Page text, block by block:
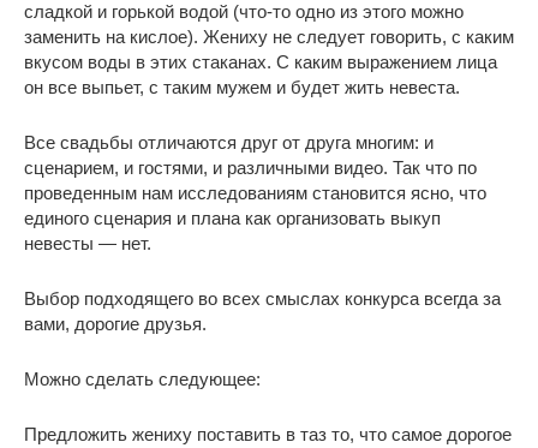
сладкой и горькой водой (что-то одно из этого можно
заменить на кислое). Жениху не следует говорить, с каким
вкусом воды в этих стаканах. С каким выражением лица
он все выпьет, с таким мужем и будет жить невеста.
Все свадьбы отличаются друг от друга многим: и
сценарием, и гостями, и различными видео. Так что по
проведенным нам исследованиям становится ясно, что
единого сценария и плана как организовать выкуп
невесты — нет.
Выбор подходящего во всех смыслах конкурса всегда за
вами, дорогие друзья.
Можно сделать следующее:
Предложить жениху поставить в таз то, что самое дорогое